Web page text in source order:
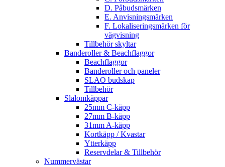
D. Påbudsmärken
E. Anvisningsmärken
F. Lokaliseringsmärken för
vägvisning
Tillbehör skyltar
Banderoller & Beachflaggor
Beachflaggor
Banderoller och paneler
SLAO budskap
Tillbehör
Slalomkäppar
25mm C-käpp
27mm B-käpp
31mm A-käpp
Kortkäpp / Kvastar
Ytterkäpp
Reservdelar & Tillbehör
Nummervästar